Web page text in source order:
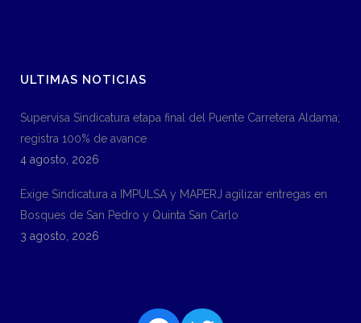
ULTIMAS NOTICIAS
Supervisa Sindicatura etapa final del Puente Carretera Aldama;
registra 100% de avance
4 agosto, 2026
Exige Sindicatura a IMPULSA y MAPERJ agilizar entregas en
Bosques de San Pedro y Quinta San Carlo
3 agosto, 2026